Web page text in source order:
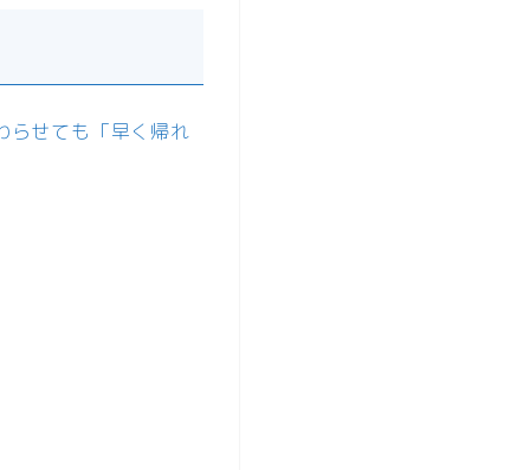
らせても「早く帰れ